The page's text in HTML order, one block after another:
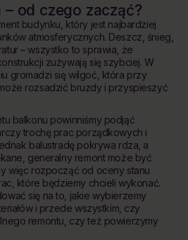
od czego zacząć?
budynku, który jest najbardziej
atmosferycznych. Deszcz, śnieg,
– wszystko to sprawia, że
zużywają się szybciej. W
gromadzi się wilgoć, która przy
rozsadzić bruzdy i przyspieszyć
balkonu powinniśmy podjąć
trochę prac porządkowych i
balustradę pokrywa rdza, a
generalny remont może być
więc rozpocząć od oceny stanu
które będziemy chcieli wykonać.
się na to, jakie wybierzemy
i przede wszystkim, czy
remontu, czy też powierzymy